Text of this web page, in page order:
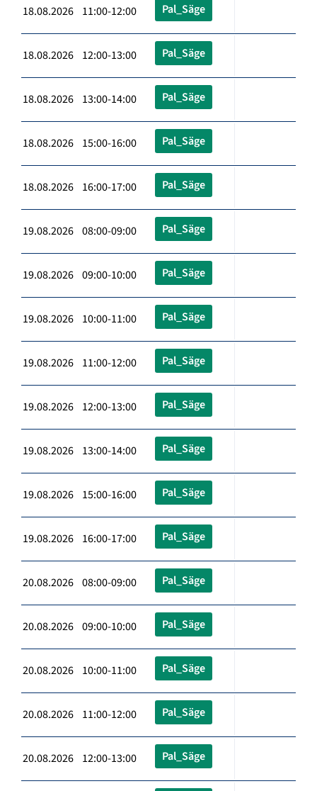
18.08.2026 11:00-12:00 Pal_Säge
18.08.2026 12:00-13:00 Pal_Säge
18.08.2026 13:00-14:00 Pal_Säge
18.08.2026 15:00-16:00 Pal_Säge
18.08.2026 16:00-17:00 Pal_Säge
19.08.2026 08:00-09:00 Pal_Säge
19.08.2026 09:00-10:00 Pal_Säge
19.08.2026 10:00-11:00 Pal_Säge
19.08.2026 11:00-12:00 Pal_Säge
19.08.2026 12:00-13:00 Pal_Säge
19.08.2026 13:00-14:00 Pal_Säge
19.08.2026 15:00-16:00 Pal_Säge
19.08.2026 16:00-17:00 Pal_Säge
20.08.2026 08:00-09:00 Pal_Säge
20.08.2026 09:00-10:00 Pal_Säge
20.08.2026 10:00-11:00 Pal_Säge
20.08.2026 11:00-12:00 Pal_Säge
20.08.2026 12:00-13:00 Pal_Säge